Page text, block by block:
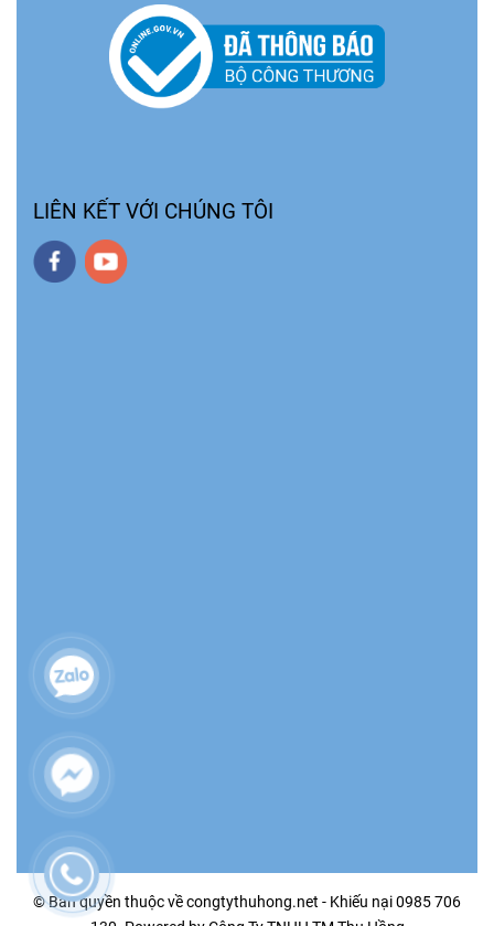
LIÊN KẾT VỚI CHÚNG TÔI
© Bản quyền thuộc về congtythuhong.net - Khiếu nại 0985 706